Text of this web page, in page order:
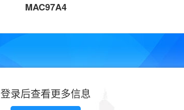
MAC97A4
登录后查看更多信息